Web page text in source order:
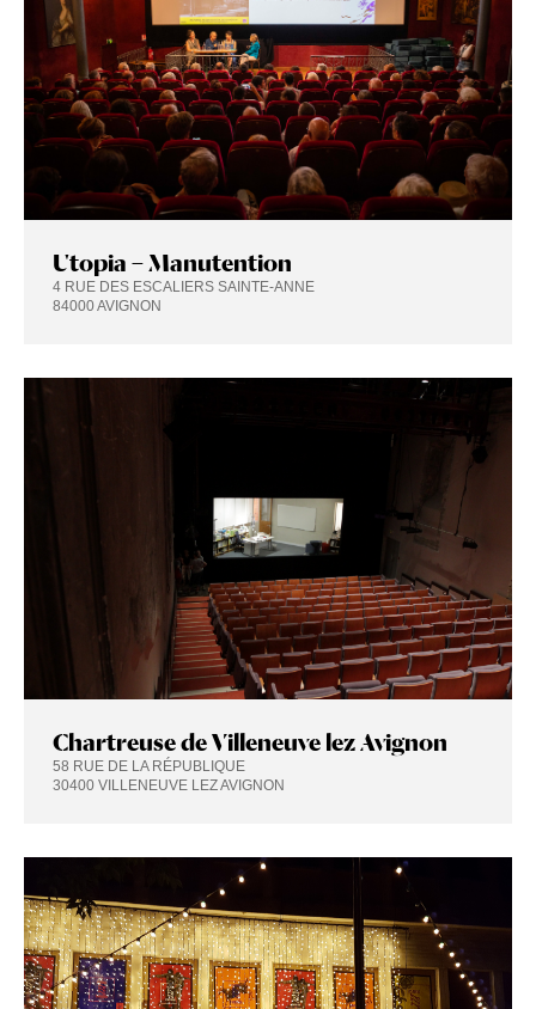
Utopia – Manutention
4 RUE DES ESCALIERS SAINTE-ANNE
84000 AVIGNON
Chartreuse de Villeneuve lez Avignon
58 RUE DE LA RÉPUBLIQUE
30400 VILLENEUVE LEZ AVIGNON